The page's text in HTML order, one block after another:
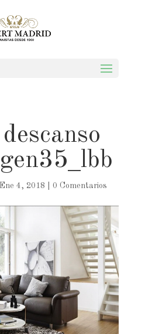
Ene 4, 2018 0 Comentarios